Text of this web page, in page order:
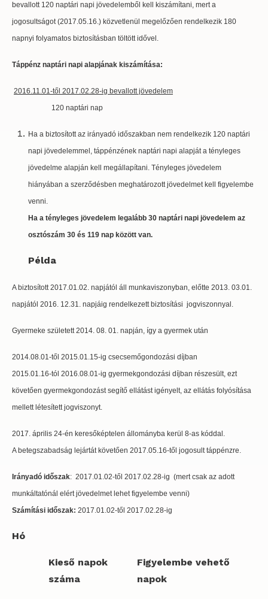
bevallott 120 naptári napi jövedelemből kell kiszámítani, mert a
jogosultságot (2017.05.16.) közvetlenül megelőzően rendelkezik 180
napnyi folyamatos biztosításban töltött idővel.
Táppénz naptári napi alapjának kiszámítása:
2016.11.01-től 2017.02.28-ig bevallott jövedelem
120 naptári nap
Ha a biztosított az irányadó időszakban nem rendelkezik 120 naptári
napi jövedelemmel, táppénzének naptári napi alapját a tényleges
jövedelme alapján kell megállapítani. Tényleges jövedelem
hiányában a szerződésben meghatározott jövedelmet kell figyelembe
venni.
Ha a tényleges jövedelem legalább 30 naptári napi jövedelem az
osztószám 30 és 119 nap között van.
Példa
A biztosított 2017.01.02. napjától áll munkaviszonyban, előtte 2013. 03.01.
napjától 2016. 12.31. napjáig rendelkezett biztosítási jogviszonnyal.
Gyermeke született 2014. 08. 01. napján, így a gyermek után
2014.08.01-től 2015.01.15-ig csecsemőgondozási díjban
2015.01.16-tól 2016.08.01-ig gyermekgondozási díjban részesült, ezt
követően gyermekgondozást segítő ellátást igényelt, az ellátás folyósítása
mellett létesített jogviszonyt.
2017. április 24-én keresőképtelen állományba kerül 8-as kóddal.
A betegszabadság lejártát követően 2017.05.16-től jogosult táppénzre.
Irányadó időszak: 2017.01.02-től 2017.02.28-ig (mert csak az adott
munkáltatónál elért jövedelmet lehet figyelembe venni)
Számítási időszak: 2017.01.02-től 2017.02.28-ig
Hó
Kieső napok
száma
Figyelembe vehető
napok